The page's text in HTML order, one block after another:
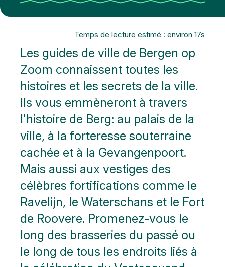
Temps de lecture estimé : environ 17s
Les guides de ville de Bergen op
Zoom connaissent toutes les
histoires et les secrets de la ville.
Ils vous emmèneront à travers
l'histoire de Berg: au palais de la
ville, à la forteresse souterraine
cachée et à la Gevangenpoort.
Mais aussi aux vestiges des
célèbres fortifications comme le
Ravelijn, le Waterschans et le Fort
de Roovere. Promenez-vous le
long des brasseries du passé ou
le long de tous les endroits liés à